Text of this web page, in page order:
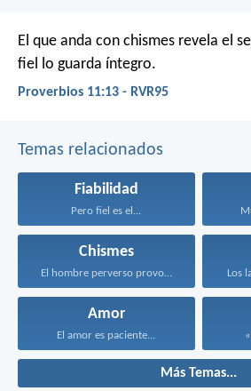
El que anda con chismes revela el
fiel lo guarda íntegro.
Proverbios 11:13 - RVR95
Temas relacionados
Fiabilidad
Pero fiel es el...
Chismes
El hombre perverso provoca... Los
Amor
El amor es paciente...
Más Temas...